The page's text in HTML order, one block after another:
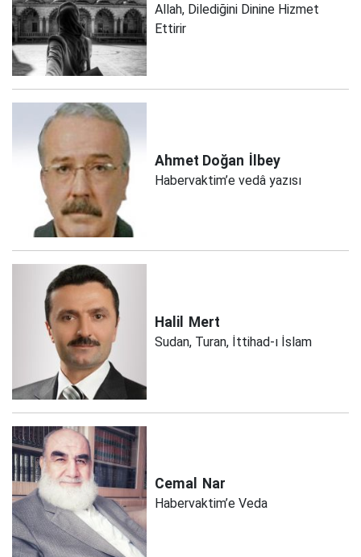
Allah, Dilediğini Dinine Hizmet
Ettirir
Ahmet Doğan İlbey
Habervaktim’e vedâ yazısı
Halil Mert
Sudan, Turan, İttihad-ı İslam
Cemal Nar
Habervaktim’e Veda